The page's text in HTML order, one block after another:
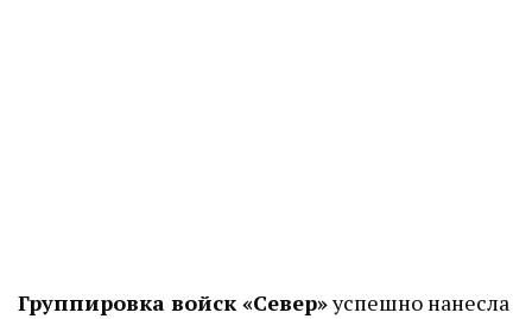
Группировка войск «Север»успешно нанесла